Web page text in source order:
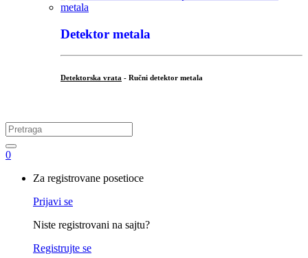
Detektor metala
Detektorska vrata - Ručni detektor metala
Search
for:
0
Za registrovane posetioce
Prijavi se
Niste registrovani na sajtu?
Registrujte se